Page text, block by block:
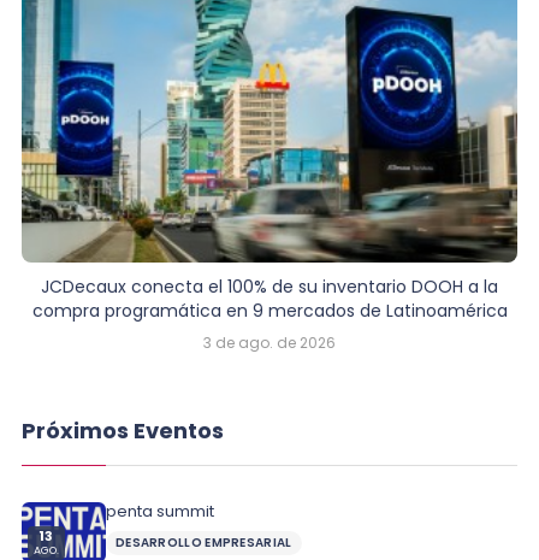
JCDecaux conecta el 100% de su inventario DOOH a la
compra programática en 9 mercados de Latinoamérica
3 de ago. de 2026
Próximos Eventos
13
AGO.
penta summit
DESARROLLO EMPRESARIAL